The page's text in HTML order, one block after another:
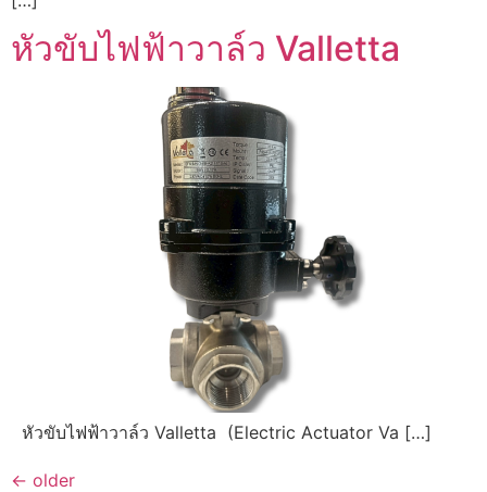
หัวขับไฟฟ้าวาล์ว Valletta
หัวขับไฟฟ้าวาล์ว Valletta (Electric Actuator Va […]
← older